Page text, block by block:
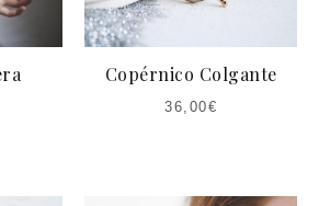
Copérnico Colgante
36,00€